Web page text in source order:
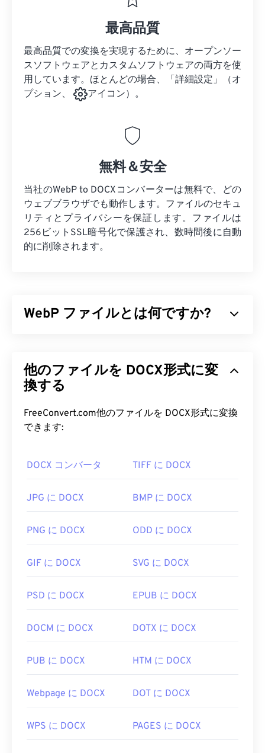
最高品質
最高品質での変換を実現するために、オープンソー
スソフトウェアとカスタムソフトウェアの両方を使
用しています。ほとんどの場合、「詳細設定」（オ
プション、
アイコン）。
無料＆安全
当社のWebP to DOCXコンバーターは無料で、どの
ウェブブラウザでも動作します。ファイルのセキュ
リティとプライバシーを保証します。ファイルは
256ビットSSL暗号化で保護され、数時間後に自動
的に削除されます。
WebP ファイルとは何ですか?
ンソースのファイル形式です。WebP画像は、
JPEG（JPG）
サイズが小さく、画質は同等です。WebP画像は、
ウェブページやモバイルアプリケーションで高速に
WebP ファイルを開くにはどうす
Google Chrome（Chrome）で、これはプラットフ
ォームを問わず動作します。WebPファイルは
以外にも、他のすべてのウェブブラウザがWebP形
他に試せる無料ビューアとしては、Pixelmator
もお試しください。IrfanView、 Windows Photo
WebPを開くためのプラグインを必ずインストール
開発元:Google
役立つリンク:
他のファイルを DOCX形式に変
換する
FreeConvert.com他のファイルを DOCX形式に変換
できます:
DOCX コンバータ TIFF に DOCX
JPG に DOCX BMP に DOCX
PNG に DOCX ODD に DOCX
GIF に DOCX SVG に DOCX
PSD に DOCX EPUB に DOCX
DOCM に DOCX DOTX に DOCX
PUB に DOCX HTM に DOCX
Webpage に DOCX DOT に DOCX
WPS に DOCX PAGES に DOCX